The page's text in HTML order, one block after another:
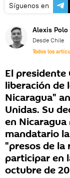
Síguenos en
Alexis Polo
Desde Chile
Todos los
El presidente
liberación de
Nicaragua"
Unidas. Su
en
mandatario
"presos de la
participar en
octubre de